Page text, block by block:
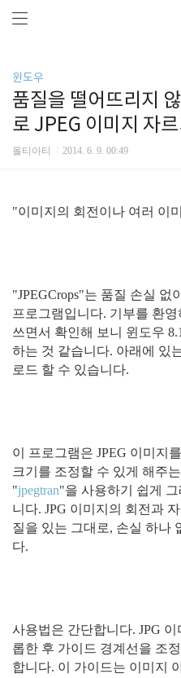
윈도우
품질을 떨어뜨리지
로 JPEG 이미지 자
올티아티 2014. 6. 9. 00:49
"이미지의 회전이나 여러 이
"JPEGCrops"는 품질 손실 없
프로그램입니다. 기부를 환
쓰면서 확인해 보니 윈도우
하는 것 같습니다. 아래에 있
로드 할 수 있습니다.
이 프로그램은 JPEG 이미지
크기를 조정할 수 있게 해주
"jpegtran"을 사용하기 쉽게
니다. JPG 이미지의 회전과
질을 있는 그대로, 손실 하나
다.
사용법은 간단합니다. JPG
롭한 후 가이드 경계선을 조
합니다. 이 가이드는 이미지